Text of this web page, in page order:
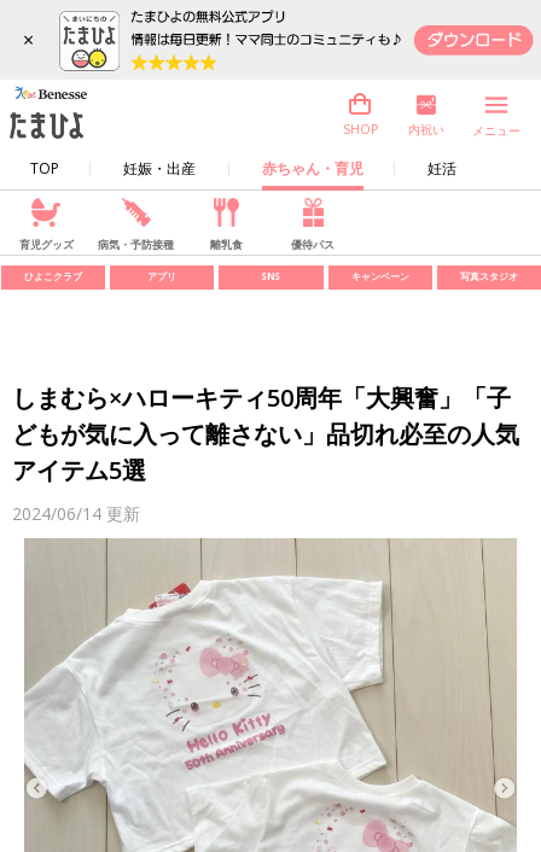
×
TOP 妊娠・出産 赤ちゃん・育児 妊活
SHOP 内祝い メニュー
育児グッズ 病気・予防接種 離乳食 優待パス
ひよこクラブ アプリ SNS キャンペーン 写真スタジオ
しまむら×ハローキティ50周年「大興奮」「子
どもが気に入って離さない」品切れ必至の人気
アイテム5選
2024/06/14 更新